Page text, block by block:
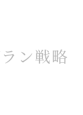
ン戦略